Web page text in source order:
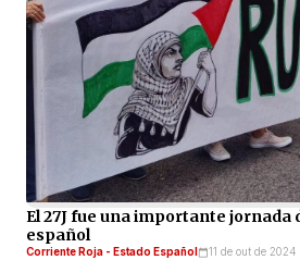
El 27J fue una importante jornada
español
Corriente Roja - Estado Español 11 de out de 2024